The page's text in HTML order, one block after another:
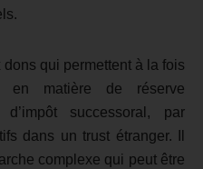
dons qui permettent à la fois
en matière de réserve
successoral, par
dans un trust étranger. Il
complexe qui peut être